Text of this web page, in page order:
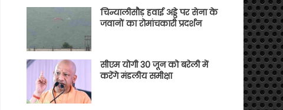
चिन्यालीसौड़ हवाई अड्डे पर सेना के
जवानों का रोमांचकारी प्रदर्शन
सीएम योगी 30 जून को बरेली में
करेंगे मंडलीय समीक्षा